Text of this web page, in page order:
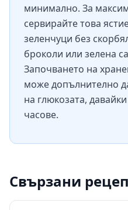
минимално. За
сервирайте това
зеленчуци без
броколи или зелена
Започването на
може допълнително
на глюкозата,
часове.
Свързани